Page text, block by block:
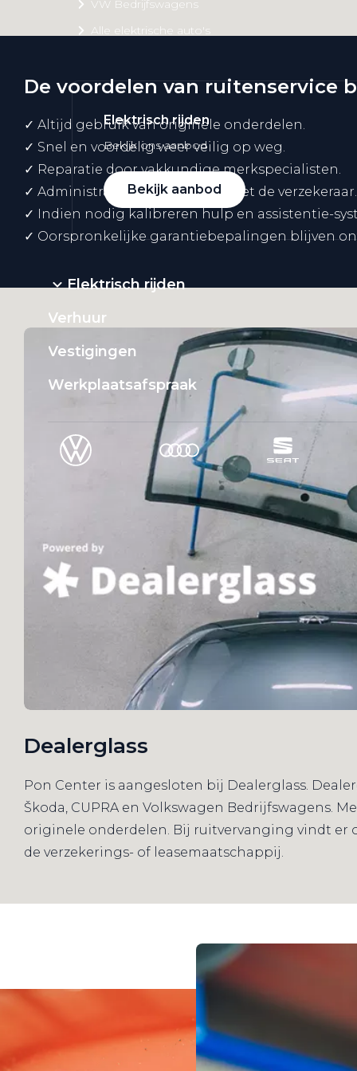
VW Bedrijfswagens
Alle elektrische auto's
Elektrisch rijden
Bekijk ons aanbod
Bekijk aanbod
Elektrisch rijden
Verhuur
Vestigingen
Werkplaatsafspraak
De voordelen van ruitenservice
✓ Altijd gebruik van originele onderdelen.
✓ Snel en voordelig weer veilig op weg.
✓ Reparatie door vakkundige merkspecialisten.
✓ Administratieve afwikkeling met de verzekeraar.
✓ Indien nodig kalibreren hulp en assistentie-
✓ Oorspronkelijke garantiebepalingen blijven
Dealerglass
Pon Center is aangesloten bij Dealerglass.
Škoda, CUPRA en Volkswagen Bedrijfswagens.
originele onderdelen. Bij ruitvervanging vindt er
de verzekerings- of leasemaatschappij.